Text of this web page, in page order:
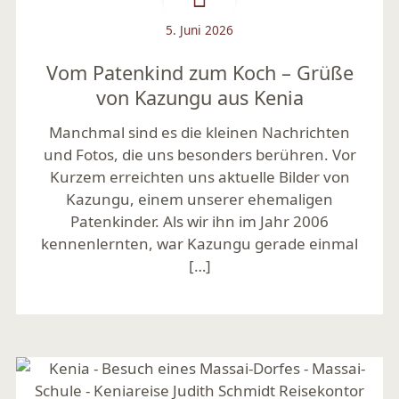
5. Juni 2026
Vom Patenkind zum Koch – Grüße
von Kazungu aus Kenia
Manchmal sind es die kleinen Nachrichten
und Fotos, die uns besonders berühren. Vor
Kurzem erreichten uns aktuelle Bilder von
Kazungu, einem unserer ehemaligen
Patenkinder. Als wir ihn im Jahr 2006
kennenlernten, war Kazungu gerade einmal
[…]